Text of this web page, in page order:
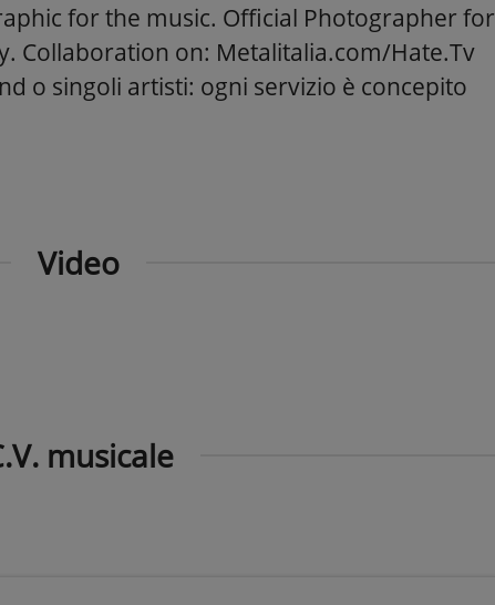
for the music. Official Photographer for
Collaboration on: Metalitalia.com/Hate.Tv
o singoli artisti: ogni servizio è concepito
Video
musicale